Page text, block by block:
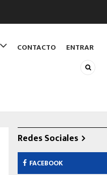
CONTACTO ENTRAR
Redes Sociales
FACEBOOK